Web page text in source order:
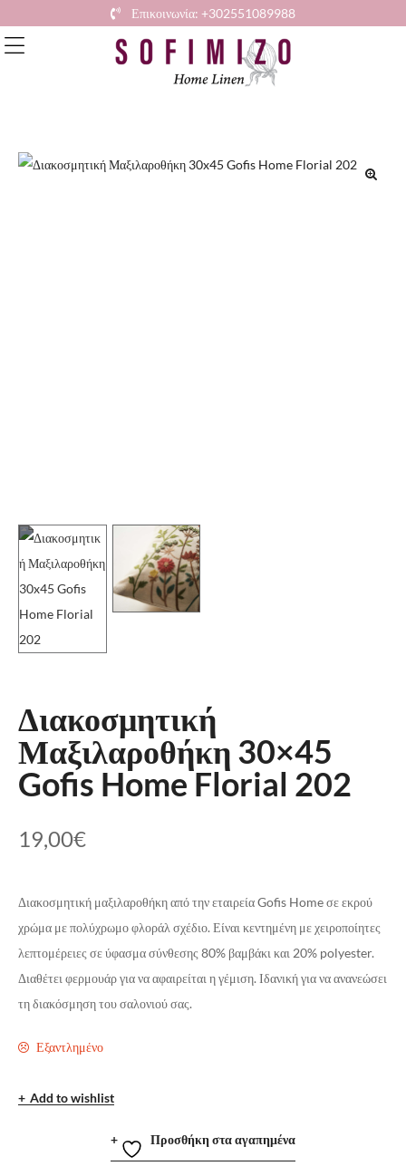
Επικοινωνία: +302551089988
Διακοσμητική
Μαξιλαροθήκη 30×45
Gofis Home Florial 202
19,00€
Διακοσμητική μαξιλαροθήκη από την εταιρεία Gofis Home σε εκρού
χρώμα με πολύχρωμο φλοράλ σχέδιο. Είναι κεντημένη με χειροποίητες
λεπτομέρειες σε ύφασμα σύνθεσης 80% βαμβάκι και 20% polyester.
Διαθέτει φερμουάρ για να αφαιρείται η γέμιση. Ιδανική για να ανανεώσει
τη διακόσμηση του σαλονιού σας.
Εξαντλημένο
Add to wishlist
Προσθήκη στα αγαπημένα